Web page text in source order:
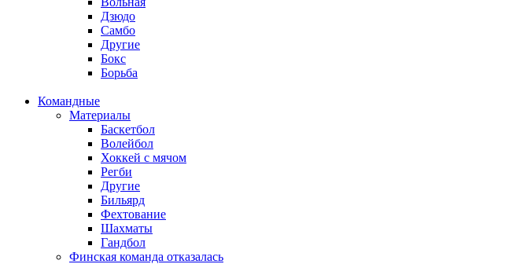
Дзюдо
Самбо
Другие
Бокс
Борьба
Командные
Материалы
Баскетбол
Волейбол
Хоккей с мячом
Регби
Другие
Бильярд
Фехтование
Шахматы
Гандбол
Финская команда отказалась